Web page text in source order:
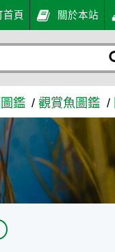
首頁 關於本站
鑑 觀賞魚圖鑑